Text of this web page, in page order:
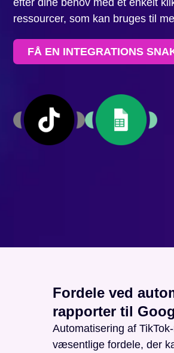
ressourcer, som kan bruges til
FÅ EN INTEGRATIONS
Fordele ved
rapporter til
Automatisering af
væsentlige fordele, der